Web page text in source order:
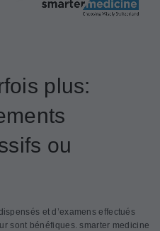
plus:
ou
et d’examens effectués
sont bénéfiques. smarter medicine